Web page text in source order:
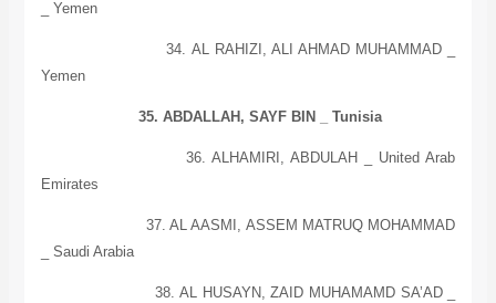
Yemen
34. AL RAHIZI, ALI AHMAD MUHAMMAD _
Yemen
35. ABDALLAH, SAYF BIN _ Tunisia
36. ALHAMIRI, ABDULAH _ United Arab
Emirates
37. AL AASMI, ASSEM MATRUQ MOHAMMAD
Saudi Arabia
38. ALHUSAYN, ZAID MUHAMAMD SA’AD _